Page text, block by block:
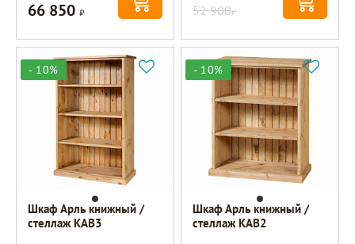
66 850Р 52 900Р
- 10%
Шкаф Арль книжный /
стеллаж KAB3
- 10%
Шкаф Арль книжный /
стеллаж KAB2